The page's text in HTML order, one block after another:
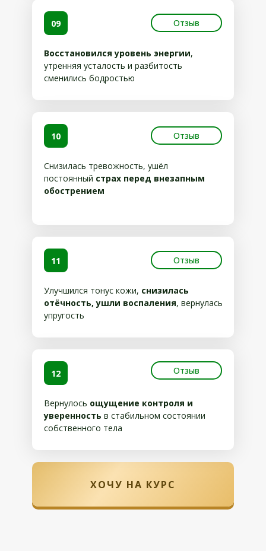
ХОЧУ НА КУРС
Восстановился уровень энергии,
утренняя усталость и разбитость
сменились бодростью
09
Снизилась тревожность, ушёл
постоянный страх перед внезапным
обострением
10
Улучшился тонус кожи, снизилась
отёчность, ушли воспаления, вернулась
упругость
11
Вернулось ощущение контроля и
уверенность в стабильном состоянии
собственного тела
12
Отзыв
Отзыв
Отзыв
Отзыв